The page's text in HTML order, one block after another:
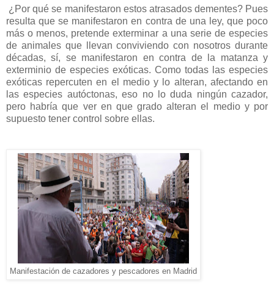
¿Por qué se manifestaron estos atrasados dementes? Pues
resulta que se manifestaron en contra de una ley, que poco
más o menos, pretende exterminar a una serie de especies
de animales que llevan conviviendo con nosotros durante
décadas, sí, se manifestaron en contra de la matanza y
exterminio de especies exóticas. Como todas las especies
exóticas repercuten en el medio y lo alteran, afectando en
las especies autóctonas, eso no lo duda ningún cazador,
pero habría que ver en que grado alteran el medio y por
supuesto tener control sobre ellas.
Manifestación de cazadores y pescadores en Madrid